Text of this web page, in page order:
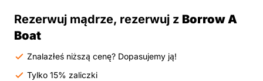
Rezerwuj mądrze, rezerwuj z Borrow A
Boat
Znalazłeś niższą cenę? Dopasujemy ją!
Tylko 15% zaliczki